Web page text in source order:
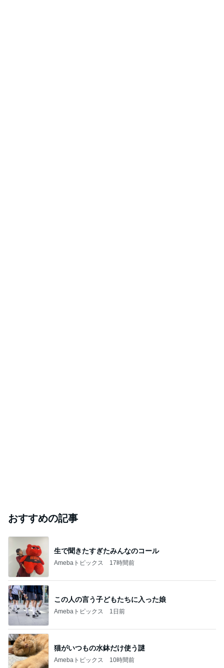
おすすめの記事
生で聞きたすぎたみんなのコール
Amebaトピックス 17時間前
この人の言う子どもたちに入った娘
Amebaトピックス 1日前
猫がいつもの水鉢だけ使う謎
Amebaトピックス 10時間前